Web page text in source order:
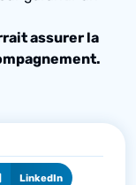
assurer la
LinkedIn